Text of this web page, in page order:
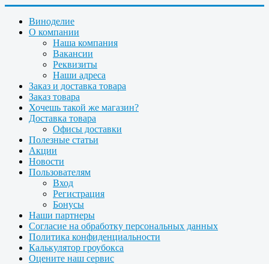
Виноделие
О компании
Наша компания
Вакансии
Реквизиты
Наши адреса
Заказ и доставка товара
Заказ товара
Хочешь такой же магазин?
Доставка товара
Офисы доставки
Полезные статьи
Акции
Новости
Пользователям
Вход
Регистрация
Бонусы
Наши партнеры
Согласие на обработку персональных данных
Политика конфиденциальности
Калькулятор гроубокса
Оцените наш сервис